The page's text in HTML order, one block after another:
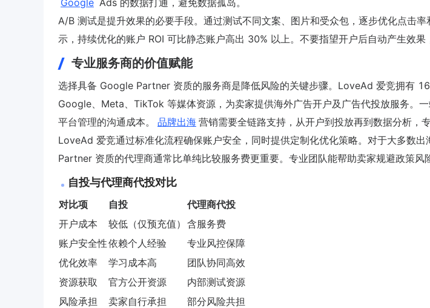
A/B 测试是提升效果的必要手段。通过测试不同文案、图片和受众包，逐步优化点击
示，持续优化的账户 ROI 可比静态账户高出 30% 以上。不要指望开户后自动产生效果
专业服务商的价值赋能
选择具备 Google Partner 资质的服务商是降低风险的关键步骤。LoveAd 爱竞拥有
Google、Meta、TikTok 等媒体资源，为卖家提供海外广告开户及广告代投放服务。
平台管理的沟通成本。
品牌出海 营销需要全链路支持，从开户到投放再到数据分析，
LoveAd 爱竞通过标准化流程确保账户安全，同时提供定制化优化策略。对于大多数
Partner 资质的代理商通常比单纯比较服务费更重要。专业团队能帮助卖家规避政策风
自投与代理商代投对比
对比项 自投
代理商代投
开户成本
较低（仅预充值） 含服务费
账户安全性依赖个人经验
专业风控保障
优化效率
学习成本高
团队协同高效
资源获取
官方公开资源
内部测试资源
风险承担
卖家自行承担 部分风险共担